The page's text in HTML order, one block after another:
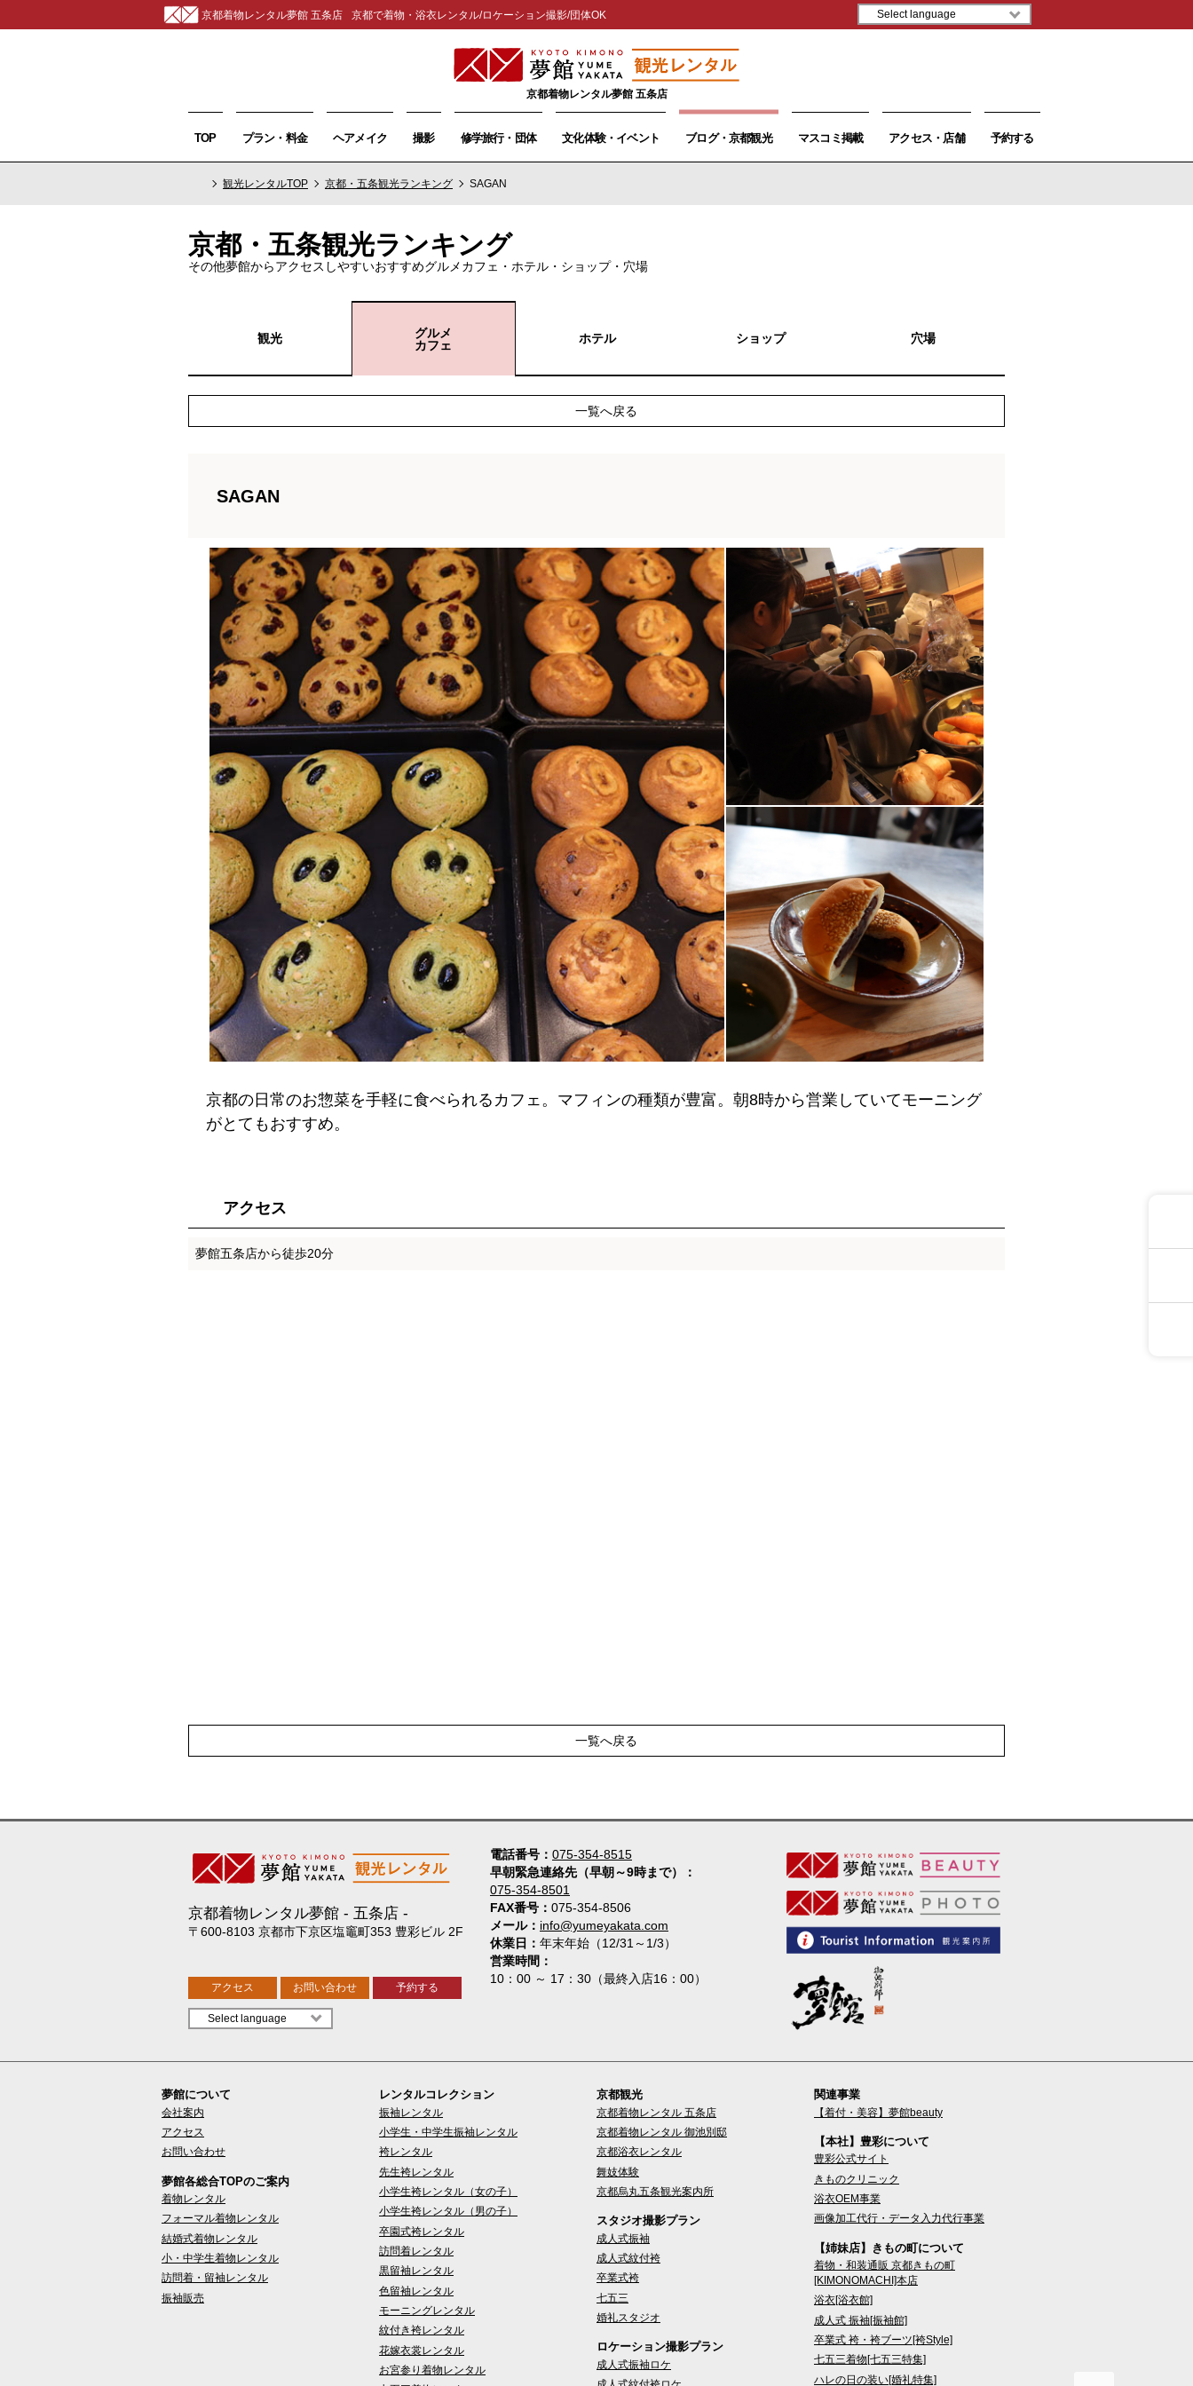
京都着物レンタル夢館 五条店 京都で着物・浴衣レンタル/ロケーション撮影/団体OK
京都着物レンタル夢館 五条店
TOP プラン・料金 ヘアメイク 撮影 修学旅行・団体 文化体験・イベント ブログ・京都観光 マスコミ掲載 アクセス・店舗 予約する
観光レンタルTOP 京都・五条観光ランキング SAGAN
京都・五条観光ランキング
その他夢館からアクセスしやすいおすすめグルメカフェ・ホテル・ショップ・穴場
観光
グルメ
カフェ
ホテル ショップ 穴場
一覧へ戻る
SAGAN
京都の日常のお惣菜を手軽に食べられるカフェ。マフィンの種類が豊富。朝8時から営業していてモーニング
がとてもおすすめ。
アクセス
夢館五条店から徒歩20分
一覧へ戻る
電話番号
075-354-8515
早朝緊急連絡先（早朝～9時まで）
075-354-8501
FAX番号
075-354-8506
メール
info@yumeyakata.com
休業日
年末年始（12/31～1/3）
営業時間
10：00 ～ 17：30（最終入店16：00）
京都着物レンタル夢館 五条店
〒600-8103 京都市下京区塩竈町353 豊彩ビル 2F
アクセス お問い合わせ 予約する
夢館について
会社案内
アクセス
お問い合わせ
夢館各総合TOPのご案内
着物レンタル
フォーマル着物レンタル
結婚式着物レンタル
小・中学生着物レンタル
訪問着・留袖レンタル
振袖販売
レンタルコレクション
振袖レンタル
小学生・中学生振袖レンタル
袴レンタル
先生袴レンタル
小学生袴レンタル（女の子）
小学生袴レンタル（男の子）
卒園式袴レンタル
訪問着レンタル
黒留袖レンタル
色留袖レンタル
モーニングレンタル
紋付き袴レンタル
花嫁衣裳レンタル
お宮参り着物レンタル
京都観光
京都着物レンタル 五条店
京都着物レンタル 御池別邸
京都浴衣レンタル
舞妓体験
京都烏丸五条観光案内所
スタジオ撮影プラン
成人式振袖
成人式紋付袴
卒業式袴
七五三
婚礼スタジオ
ロケーション撮影プラン
成人式振袖ロケ
関連事業
【着付・美容】夢館beauty
【本社】豊彩について
豊彩公式サイト
きものクリニック
浴衣OEM事業
画像加工代行・データ入力代行事業
【姉妹店】きもの町について
着物・和装通販 京都きもの町
[KIMONOMACHI]本店
浴衣[浴衣館]
成人式 振袖[振袖館]
卒業式 袴・袴ブーツ[袴Style]
七五三着物[七五三特集]
ハレの日の装い[婚礼特集]